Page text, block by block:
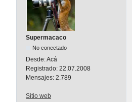
Supermacaco
No conectado
Desde:Acá
Registrado: 22.07.2008
Mensajes: 2.789
Sitio web